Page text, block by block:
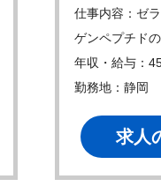
仕事内容：ゼ
ゲンペプチド
年収・給与：
勤務地：静岡
求人